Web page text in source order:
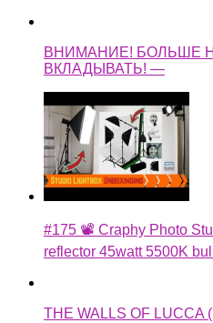
ВНИМАНИЕ! БОЛЬШЕ
ВКЛАДЫВАТЬ! —
#175 📽️ Craphy Photo
reflector 45watt 5500K
THE WALLS OF LUCCA